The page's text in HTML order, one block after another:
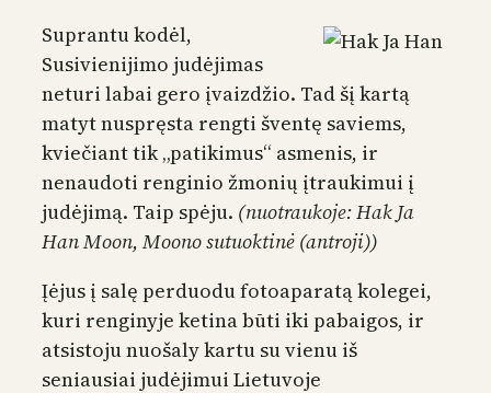
Suprantu kodėl,
Susivienijimo judėjimas
neturi labai gero įvaizdžio. Tad šį kartą
matyt nuspręsta rengti šventę saviems,
kviečiant tik „patikimus“ asmenis, ir
nenaudoti renginio žmonių įtraukimui į
judėjimą. Taip spėju. (nuotraukoje: Hak Ja
Han Moon, Moono sutuoktinė (antroji))
Įėjus į salę perduodu fotoaparatą kolegei,
kuri renginyje ketina būti iki pabaigos, ir
atsistoju nuošaly kartu su vienu iš
seniausiai judėjimui Lietuvoje